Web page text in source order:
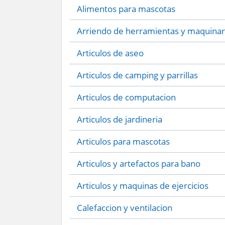
Alimentos para mascotas
Arriendo de herramientas y
Articulos de aseo
Articulos de camping y parrillas
Articulos de computacion
Articulos de jardineria
Articulos para mascotas
Articulos y artefactos para bano
Articulos y maquinas de ejercicios
Calefaccion y ventilacion